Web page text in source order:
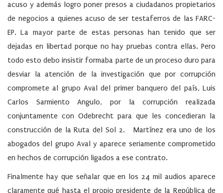
acuso y además logro poner presos a ciudadanos propietarios
de negocios a quienes acuso de ser testaferros de las FARC-
EP. La mayor parte de estas personas han tenido que ser
dejadas en libertad porque no hay pruebas contra ellas. Pero
todo esto debo insistir formaba parte de un proceso duro para
desviar la atención de la investigación que por corrupción
compromete al grupo Aval del primer banquero del país, Luis
Carlos Sarmiento Angulo, por la corrupción realizada
conjuntamente con Odebrecht para que les concedieran la
construcción de la Ruta del Sol 2. Martínez era uno de los
abogados del grupo Aval y aparece seriamente comprometido
en hechos de corrupción ligados a ese contrato.
Finalmente hay que señalar que en los 24 mil audios aparece
claramente qué hasta el propio presidente de la República de